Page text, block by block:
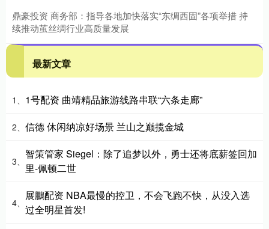
鼎豪投资 商务部：指导各地加快落实“东绸西固”各项举措 持
续推动茧丝绸行业高质量发展
最新文章
1、 1号配资 曲靖精品旅游线路串联“六条走廊”
2、 信德 休闲纳凉好场景 兰山之巅揽金城
3、
智策管家 Siegel：除了追梦以外，勇士还将底薪签回加
里-佩顿二世
4、
展鵬配资 NBA最慢的控卫，不会飞跑不快，从没入选
过全明星首发!